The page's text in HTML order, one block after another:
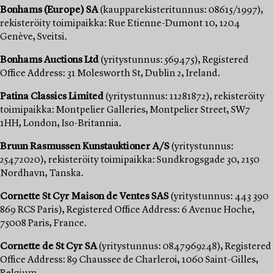
Bonhams (Europe) SA(kaupparekisteritunnus: 08615/1997),
rekisteröity toimipaikka: Rue Etienne-Dumont 10, 1204
Genève, Sveitsi.
Bonhams Auctions Ltd (yritystunnus: 569475), Registered
Office Address: 31 Molesworth St, Dublin 2, Ireland.
Patina Classics Limited (yritystunnus: 11281872), rekisteröity
toimipaikka: Montpelier Galleries, Montpelier Street, SW7
1HH, London, Iso-Britannia.
Bruun Rasmussen Kunstauktioner A/S (yritystunnus:
25472020), rekisteröity toimipaikka: Sundkrogsgade 30, 2150
Nordhavn, Tanska.
Cornette St Cyr Maison de Ventes SAS (yritystunnus: 443 390
869 RCS Paris), Registered Office Address: 6 Avenue Hoche,
75008 Paris, France.
Cornette de St Cyr SA(yritystunnus: 0847969248), Registered
Office Address: 89 Chaussee de Charleroi, 1060 Saint-Gilles,